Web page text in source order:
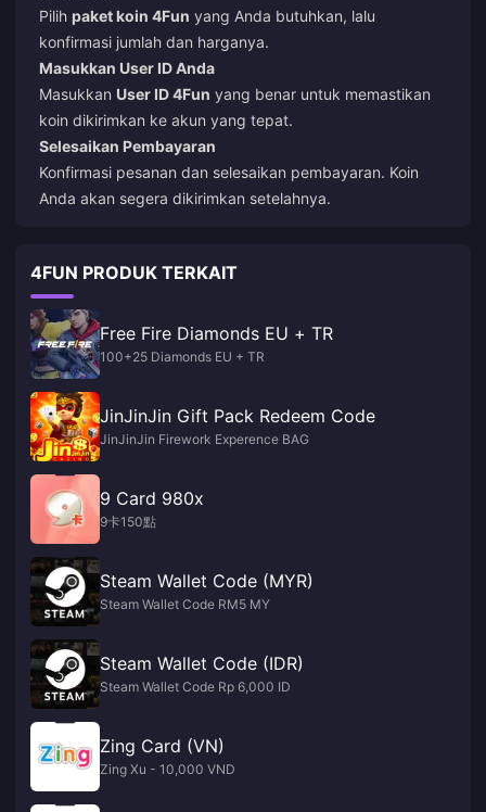
Pilih paket koin 4Fun yang Anda butuhkan, lalu
konfirmasi jumlah dan harganya.
Masukkan User ID Anda
Masukkan User ID 4Fun yang benar untuk memastikan
koin dikirimkan ke akun yang tepat.
Selesaikan Pembayaran
Konfirmasi pesanan dan selesaikan pembayaran. Koin
Anda akan segera dikirimkan setelahnya.
4FUN PRODUK TERKAIT
Free Fire Diamonds EU + TR
100+25 Diamonds EU + TR
JinJinJin Gift Pack Redeem Code
JinJinJin Firework Experence BAG
9 Card 980x
9卡150點
Steam Wallet Code (MYR)
Steam Wallet Code RM5 MY
Steam Wallet Code (IDR)
Steam Wallet Code Rp 6,000 ID
Zing Card (VN)
Zing Xu - 10,000 VND